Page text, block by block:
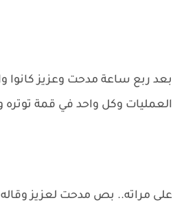
بعد ربع ساعة مدحت وعزيز كانوا
العمليات وكل واحد في قمة توتره
على مراته.. بص مدحت لعزيز